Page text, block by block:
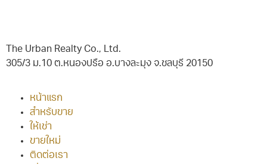
The Urban Realty Co., Ltd.
305/3 ม.10 ต.หนองปรือ อ.บางละมุง จ.ชลบุรี 20150
หน้าแรก
สำหรับขาย
ให้เช่า
ขายใหม่
ติดต่อเรา